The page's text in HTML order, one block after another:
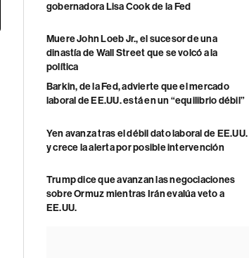
gobernadora Lisa Cook de la Fed
Muere John Loeb Jr., el sucesor de una
dinastía de Wall Street que se volcó a la
política
Barkin, de la Fed, advierte que el mercado
laboral de EE.UU. está en un “equilibrio débil”
Yen avanza tras el débil dato laboral de EE.UU.
y crece la alerta por posible intervención
Trump dice que avanzan las negociaciones
sobre Ormuz mientras Irán evalúa veto a
EE.UU.